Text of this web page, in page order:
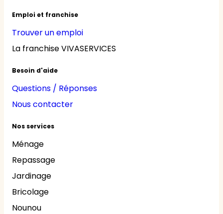
Emploi et franchise
Trouver un emploi
La franchise VIVASERVICES
Besoin d'aide
Questions / Réponses
Nous contacter
Nos services
Ménage
Repassage
Jardinage
Bricolage
Nounou